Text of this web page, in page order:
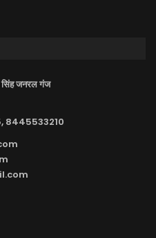
जनरल गंज
8445533210